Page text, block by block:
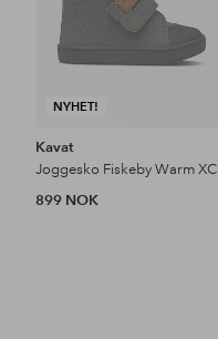
NYHET!
Kavat
Joggesko Fiskeby Warm XC
899 NOK